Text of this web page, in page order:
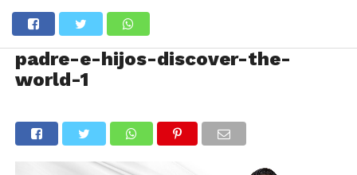
padre-e-hijos-discover-the-
world-1